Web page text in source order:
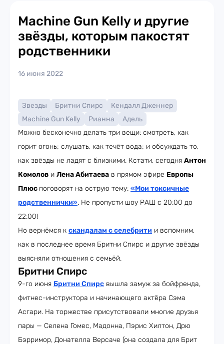
Machine Gun Kelly и другие
звёзды, которым пакостят
родственники
16 июня 2022
Звезды Бритни Спирс
Кендалл Дженнер
Machine Gun Kelly
Рианна
Адель
Можно бесконечно делать три вещи: смотреть, как
горит огонь; слушать, как течёт вода; и обсуждать то,
как звёзды не ладят с близкими. Кстати, сегодня Антон
Комолов и Лена Абитаева в прямом эфире Европы
Плюс поговорят на острую тему: «Мои токсичные
родственнички». Не пропусти шоу РАШ с 20:00 до
22:00!
Но вернёмся к скандалам с селебрити и вспомним,
как в последнее время Бритни Спирс и другие звёзды
выясняли отношения с семьёй.
Бритни Спирс
9-го июня Бритни Спирс вышла замуж за бойфренда,
фитнес-инструктора и начинающего актёра Сэма
Асгари. На торжестве присутствовали многие друзья
пары — Селена Гомес, Мадонна, Пэрис Хилтон, Дрю
Бэрримор, Донателла Версаче (она создала для Брит